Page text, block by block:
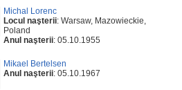
Michal Lorenc
Locul naşterii: Warsaw, Mazowieckie,
Poland
Anul naşterii: 05.10.1955
Mikael Bertelsen
Anul naşterii: 05.10.1967